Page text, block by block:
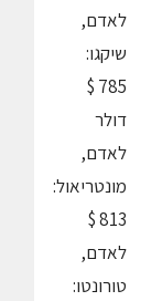
לאדם,
שיקגו:
785 $
דולר
לאדם,
מונטריאול:
813 $
לאדם,
טורונטו: